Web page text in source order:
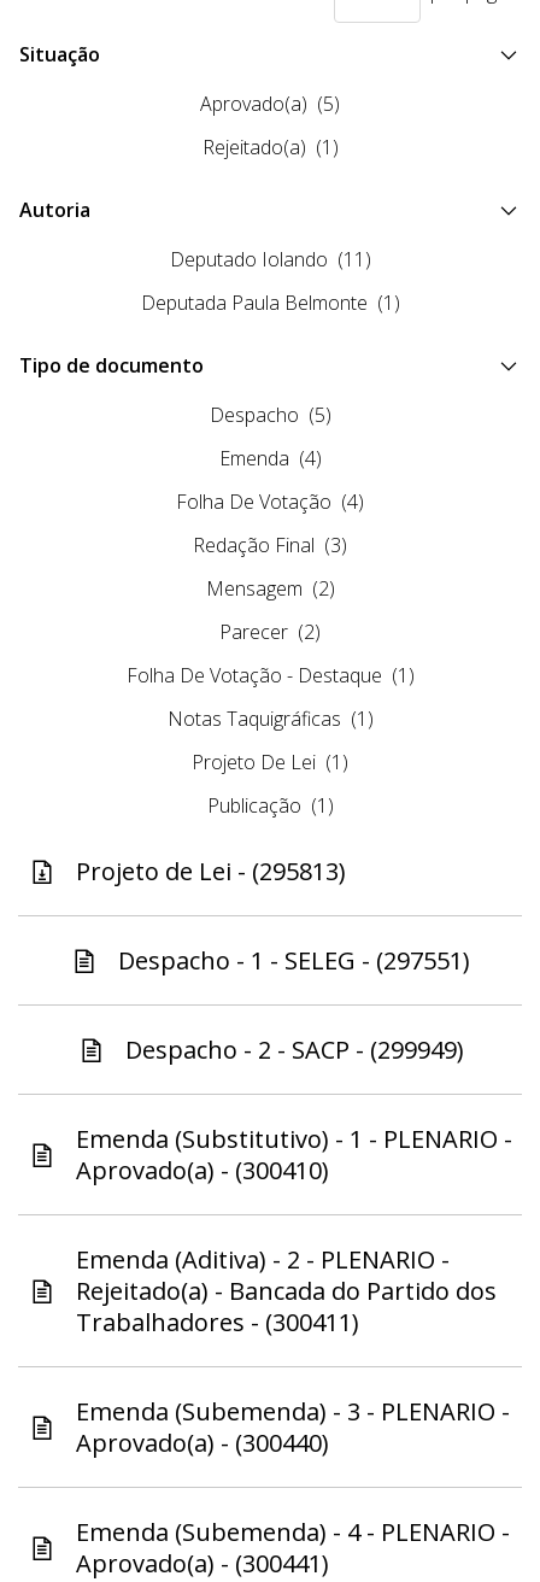
Situação
Aprovado(a) (5)
Rejeitado(a) (1)
Autoria
Deputado Iolando (11)
Deputada Paula Belmonte (1)
Tipo de documento
Despacho (5)
Emenda (4)
Folha De Votação (4)
Redação Final (3)
Mensagem (2)
Parecer (2)
Folha De Votação - Destaque (1)
Notas Taquigráficas (1)
Projeto De Lei (1)
Publicação (1)
Projeto de Lei - (295813)
Despacho - 1 - SELEG - (297551)
Despacho - 2 - SACP - (299949)
Emenda (Substitutivo) - 1 - PLENARIO -
Aprovado(a) - (300410)
Emenda (Aditiva) - 2 - PLENARIO -
Rejeitado(a) - Bancada do Partido dos
Trabalhadores - (300411)
Emenda (Subemenda) - 3 - PLENARIO -
Aprovado(a) - (300440)
Emenda (Subemenda) - 4 - PLENARIO -
Aprovado(a) - (300441)